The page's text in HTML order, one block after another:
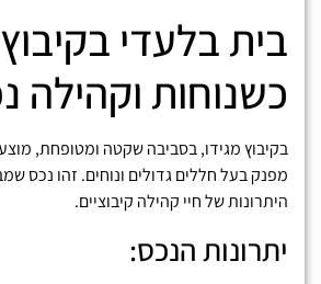
בית בלעדי
כשנוחות וקהילה
בקיבוץ מגידו, בסביבה שקטה ומטופחת,
מפנק בעל חללים גדולים ונוחים. זהו נכס
היתרונות של חיי קהילה קיבוציים.
יתרונות הנכס: